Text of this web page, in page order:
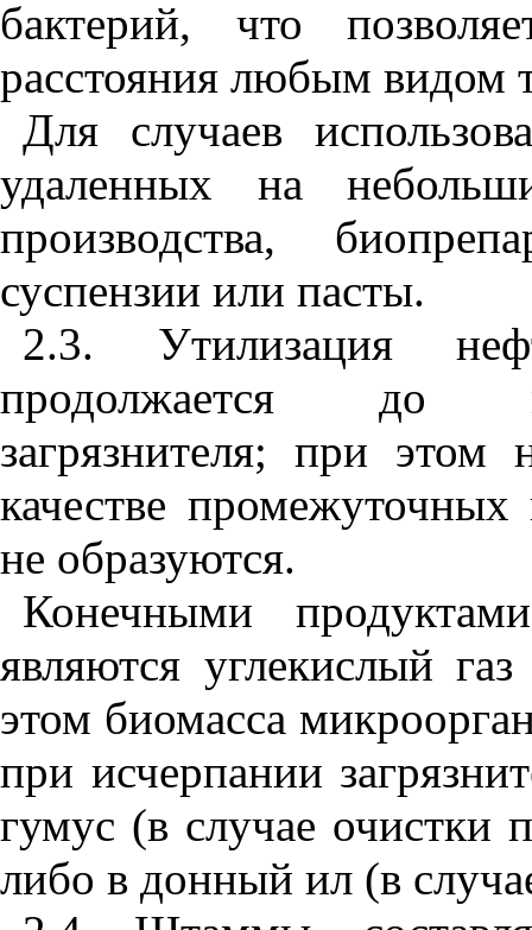
бактерий, что
расстояния любым видом
Для случаев
удаленных на
производства,
суспензии или пасты.
2.3. Утилизация
продолжается до
загрязнителя; при
качестве
не образуются.
Конечными
являются углекислый
этом биомасса
при исчерпании
гумус (в случае очистки
либо в донный ил (в